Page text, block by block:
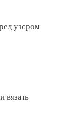
узором
вязать